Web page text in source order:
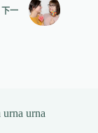
下一
urna urna